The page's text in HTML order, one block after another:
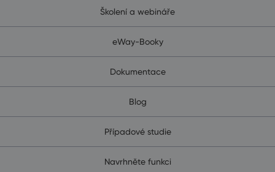
Školení a webináře
eWay-Booky
Dokumentace
Blog
Případové studie
Navrhněte funkci